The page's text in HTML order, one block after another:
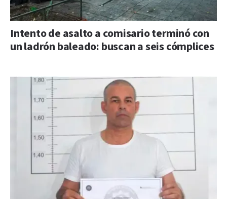
Intento de asalto a comisario terminó con
un ladrón baleado: buscan a seis cómplices